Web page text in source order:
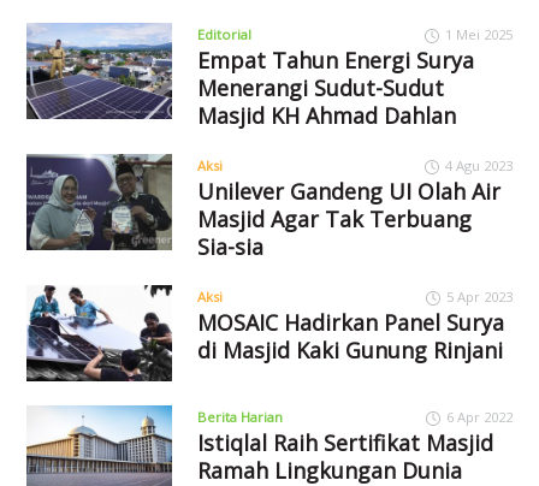
Editorial 1 Mei 2025
Empat Tahun Energi Surya
Menerangi Sudut-Sudut
Masjid KH Ahmad Dahlan
Aksi 4 Agu 2023
Unilever Gandeng UI Olah Air
Masjid Agar Tak Terbuang
Sia-sia
Aksi 5 Apr 2023
MOSAIC Hadirkan Panel Surya
di Masjid Kaki Gunung Rinjani
Berita Harian 6 Apr 2022
Istiqlal Raih Sertifikat Masjid
Ramah Lingkungan Dunia